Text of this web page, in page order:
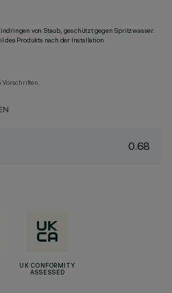
von Staub, geschützt gegen Spritzwasser.
des Produkts nach der Installation
0.68
UK CONFORMITY
ASSESSED